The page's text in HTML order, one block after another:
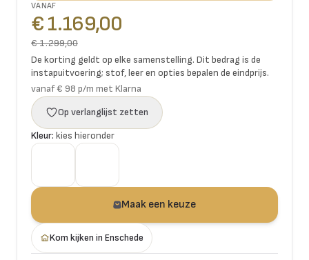
VANAF
€ 1.169,00
€ 1.299,00
De korting geldt op elke samenstelling. Dit bedrag is de
instapuitvoering; stof, leer en opties bepalen de eindprijs.
vanaf € 98 p/m met Klarna
Op verlanglijst zetten
Kleur: kies hieronder
Maak een keuze
Kom kijken in Enschede